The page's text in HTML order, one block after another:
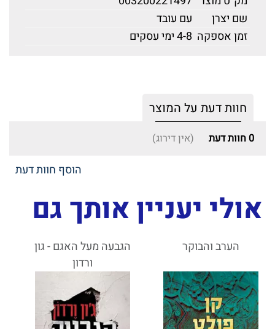
שם יצרן
עם עובד
זמן אספקה 4-8 ימי עסקים
חוות דעת על המוצר
0 חוות דעת (אין דירוג)
הוסף חוות דעת
אולי יעניין אותך גם
הערב והבוקר
הגבעה מעל האגם - גון
ורדון